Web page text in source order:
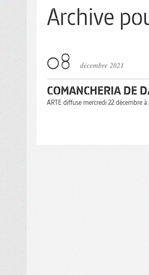
Archive
décembre 2021
COMANCHERIA DE
ARTE diffuse mercredi 22 décembre